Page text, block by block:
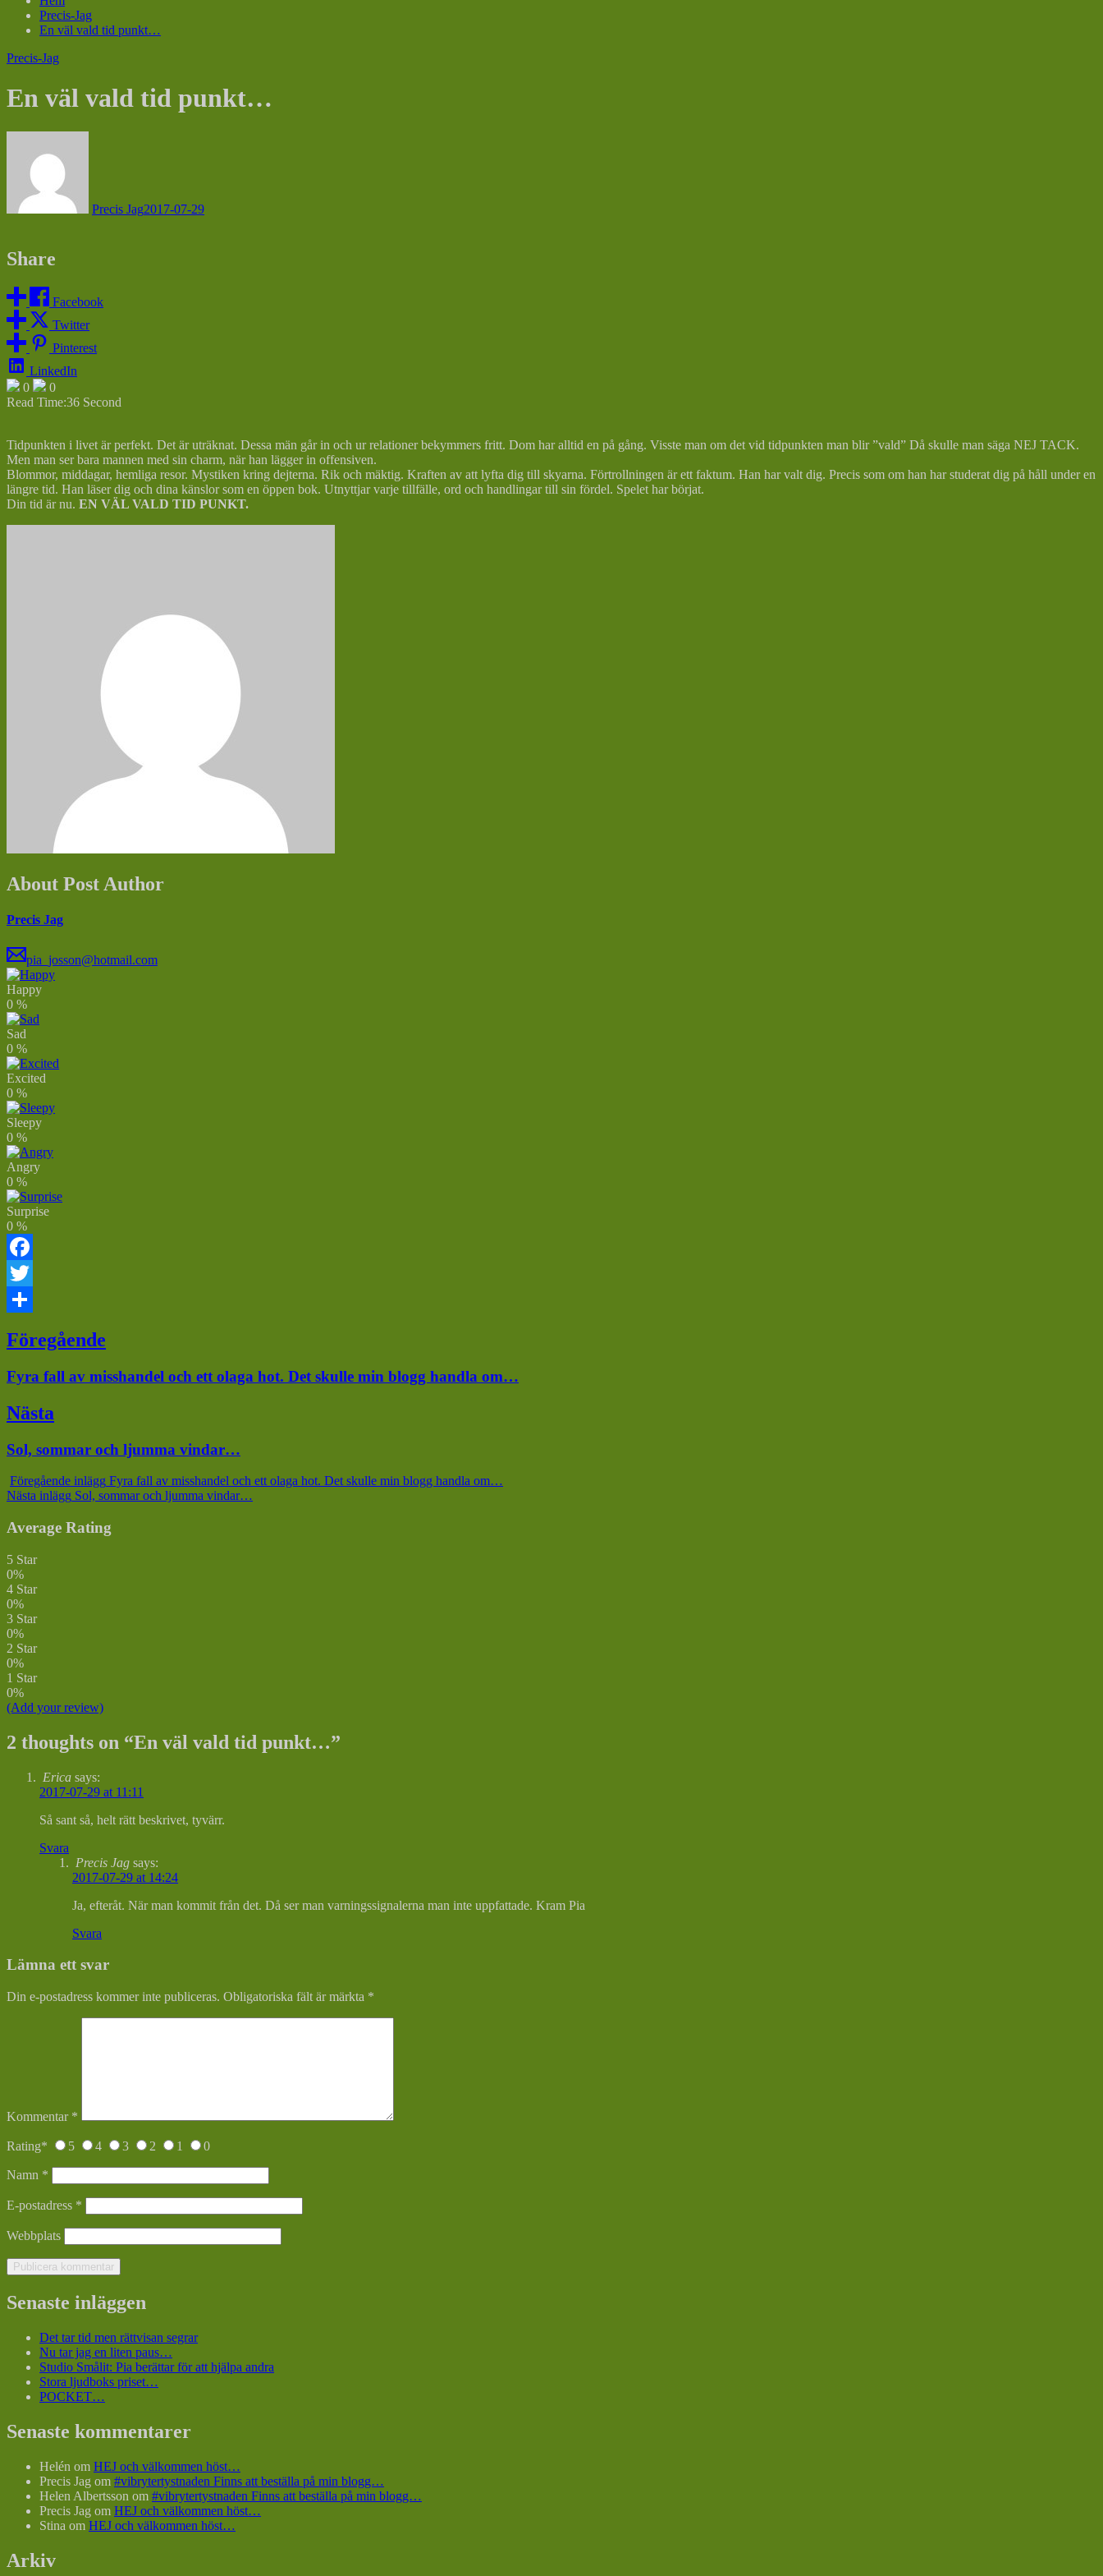
Precis-Jag
En väl vald tid punkt…
Precis-Jag
En väl vald tid punkt…
Precis Jag2017-07-29
Share
Facebook
Twitter
Pinterest
LinkedIn
0
0
Read Time:36 Second
Tidpunkten i livet är perfekt. Det är uträknat. Dessa män går in och ur relationer bekymmers fritt. Dom har alltid en på gång. Visste man om det vid tidpunkten man blir ”vald” Då skulle man säga NEJ TACK.
Men man ser bara mannen med sin charm, när han lägger in offensiven.
Blommor, middagar, hemliga resor. Mystiken kring dejterna. Rik och mäktig. Kraften av att lyfta dig till skyarna. Förtrollningen är ett faktum. Han har valt dig. Precis som om han har studerat dig på håll under en
längre tid. Han läser dig och dina känslor som en öppen bok. Utnyttjar varje tillfälle, ord och handlingar till sin fördel. Spelet har börjat.
Din tid är nu. EN VÄL VALD TID PUNKT.
About Post Author
Precis Jag
pia_josson@hotmail.com
Happy
0 %
Sad
0 %
Excited
0 %
Sleepy
0 %
Angry
0 %
Surprise
0 %
Facebook
Twitter
Inläggsnavigering
Föregående
Föregående
inlägg:
Fyra fall av misshandel och ett olaga hot. Det skulle min blogg handla om…
Nästa
Nästa
inlägg:
Sol, sommar och ljumma vindar…
Föregående inlägg Fyra fall av misshandel och ett olaga hot. Det skulle min blogg handla om…
Nästa inlägg Sol, sommar och ljumma vindar…
Average Rating
5 Star
0%
4 Star
0%
3 Star
0%
2 Star
0%
1 Star
0%
(Add your review)
2 thoughts on “En väl vald tid punkt…”
Erica says:
2017-07-29 at 11:11
Så sant så, helt rätt beskrivet, tyvärr.
Svara
Precis Jag says:
2017-07-29 at 14:24
Ja, efteråt. När man kommit från det. Då ser man varningssignalerna man inte uppfattade. Kram Pia
Svara
Lämna ett svar
Din e-postadress kommer inte publiceras. Obligatoriska fält är märkta *
Kommentar *
Rating* 5 4 3 2 1 0
Namn *
E-postadress *
Webbplats
Senaste inläggen
Det tar tid men rättvisan segrar
Nu tar jag en liten paus…
Studio Smålit: Pia berättar för att hjälpa andra
Stora ljudboks priset…
POCKET…
Senaste kommentarer
Helén om HEJ och välkommen höst…
Precis Jag om #vibrytertystnaden Finns att beställa på min blogg…
Helen Albertsson om #vibrytertystnaden Finns att beställa på min blogg…
Precis Jag om HEJ och välkommen höst…
Stina om HEJ och välkommen höst…
Arkiv